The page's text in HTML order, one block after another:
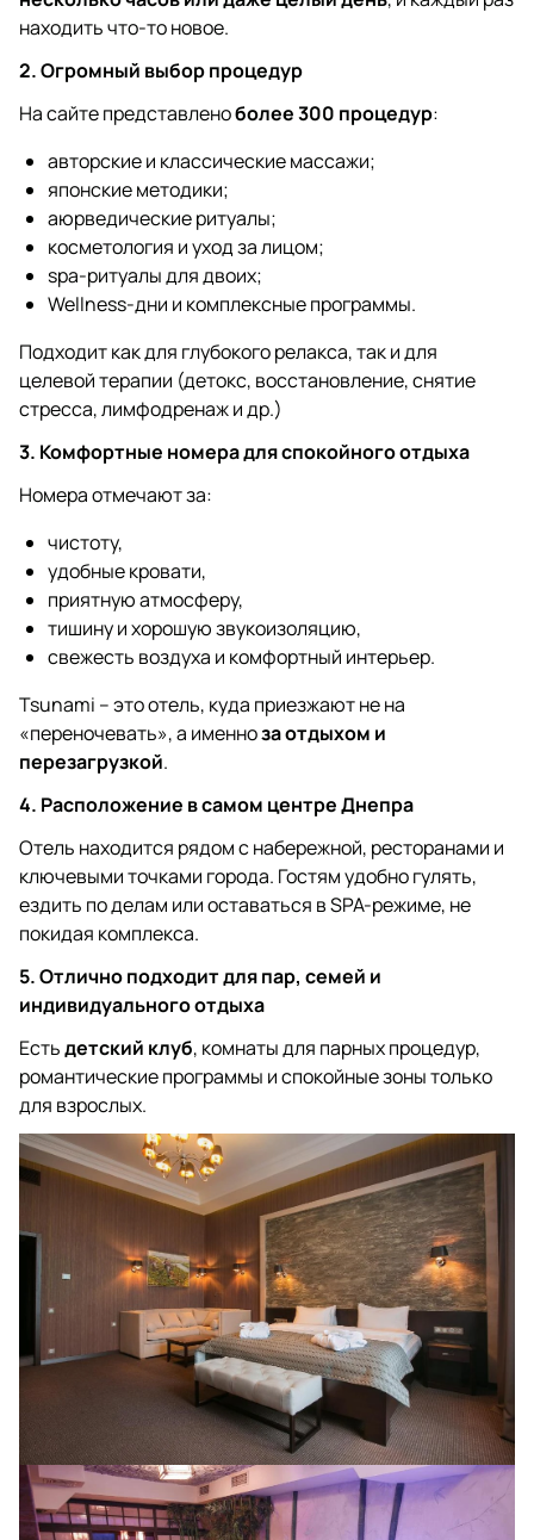
находить что-то новое.
2. Огромный выбор процедур
На сайте представленоболее 300 процедур:
авторские и классические массажи;
японские методики;
аюрведические ритуалы;
косметология и уход за лицом;
spa-ритуалы для двоих;
Wellness-дни и комплексные программы.
Подходит как для глубокого релакса, так и для
целевой терапии (детокс, восстановление, снятие
стресса, лимфодренаж и др.)
3. Комфортные номера для спокойного отдыха
Номера отмечают за:
чистоту,
удобные кровати,
приятную атмосферу,
тишину и хорошую звукоизоляцию,
свежесть воздуха и комфортный интерьер.
Tsunami – это отель, куда приезжают не на
«переночевать», а именноза отдыхом и
перезагрузкой.
4. Расположение в самом центре Днепра
Отель находится рядом с набережной, ресторанами и
ключевыми точками города. Гостям удобно гулять,
ездить по делам или оставаться в SPA-режиме, не
покидая комплекса.
5. Отлично подходит для пар, семей и
индивидуального отдыха
Естьдетский клуб, комнаты для парных процедур,
романтические программы и спокойные зоны только
для взрослых.